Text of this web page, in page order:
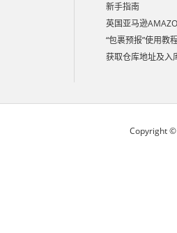
新手指南
英国亚马逊
“包裹预报”使用教
获取仓库地址及入
Copyright ©